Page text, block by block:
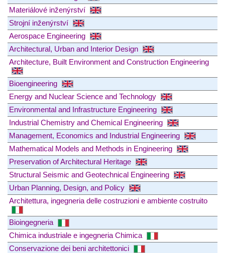
Materiálové inženýrství
Strojní inženýrství
Aerospace Engineering
Architectural, Urban and Interior Design
Architecture, Built Environment and Construction Engineering
Bioengineering
Energy and Nuclear Science and Technology
Environmental and Infrastructure Engineering
Industrial Chemistry and Chemical Engineering
Management, Economics and Industrial Engineering
Mathematical Models and Methods in Engineering
Preservation of Architectural Heritage
Structural Seismic and Geotechnical Engineering
Urban Planning, Design, and Policy
Architettura, ingegneria delle costruzioni e ambiente costruito
Bioingegneria
Chimica industriale e ingegneria Chimica
Conservazione dei beni architettonici